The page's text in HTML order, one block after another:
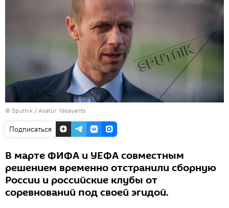
© Sputnik / Asatur Yesayants
Подписаться
В марте ФИФА и УЕФА совместным
решением временно отстранили сборную
России и российские клубы от
соревнований под своей эгидой.